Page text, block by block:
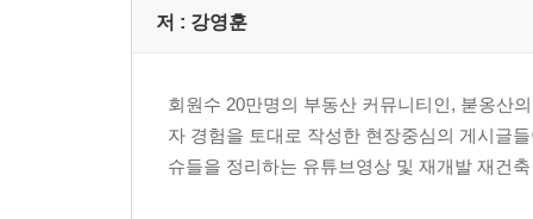
16 단독주택 매물도 살펴본다·55
Chapter2 재개발 조합원 입주권 투자·62
01 재개발 조합원 입주권 투자란? ·64
저 : 강영훈
회원수 20만명의 부동산 커뮤니티인, 붇옹산
자 경험을 토대로 작성한 현장중심의 게시글
슈들을 정리하는 유튜브영상 및 재개발 재건